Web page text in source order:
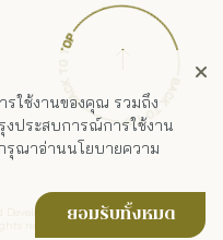
Development Co., Ltd.
รใช้งานของคุณ รวมถึง
งประสบการณ์การใช้งาน
รุณาอ่านนโยบายความ
ยอมรับทั้งหมด